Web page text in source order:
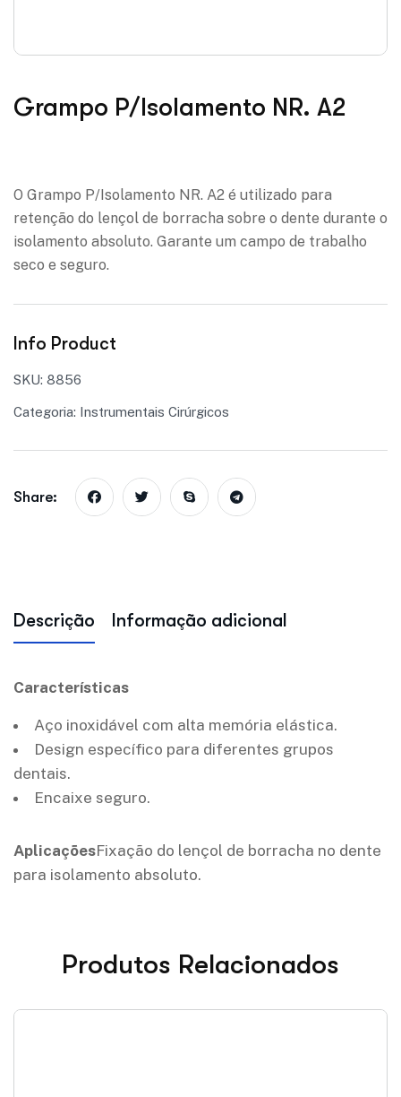
Grampo P/Isolamento NR. A2
O Grampo P/Isolamento NR. A2 é utilizado para
retenção do lençol de borracha sobre o dente durante o
isolamento absoluto. Garante um campo de trabalho
seco e seguro.
Info Product
SKU: 8856
Categoria: Instrumentais Cirúrgicos
Share:
Descrição Informação adicional
Características
Aço inoxidável com alta memória elástica.
Design específico para diferentes grupos
dentais.
Encaixe seguro.
AplicaçõesFixação do lençol de borracha no dente
para isolamento absoluto.
Produtos Relacionados